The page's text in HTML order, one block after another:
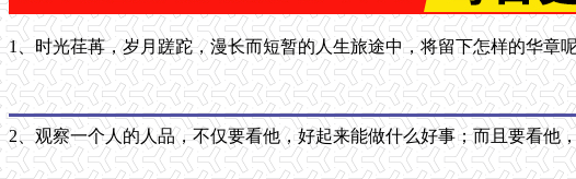
1、时光荏苒，岁月蹉跎，漫长而短暂的人生旅途中，将留下怎样的华章
2、观察一个人的人品，不仅要看他，好起来能做什么好事；而且要看他